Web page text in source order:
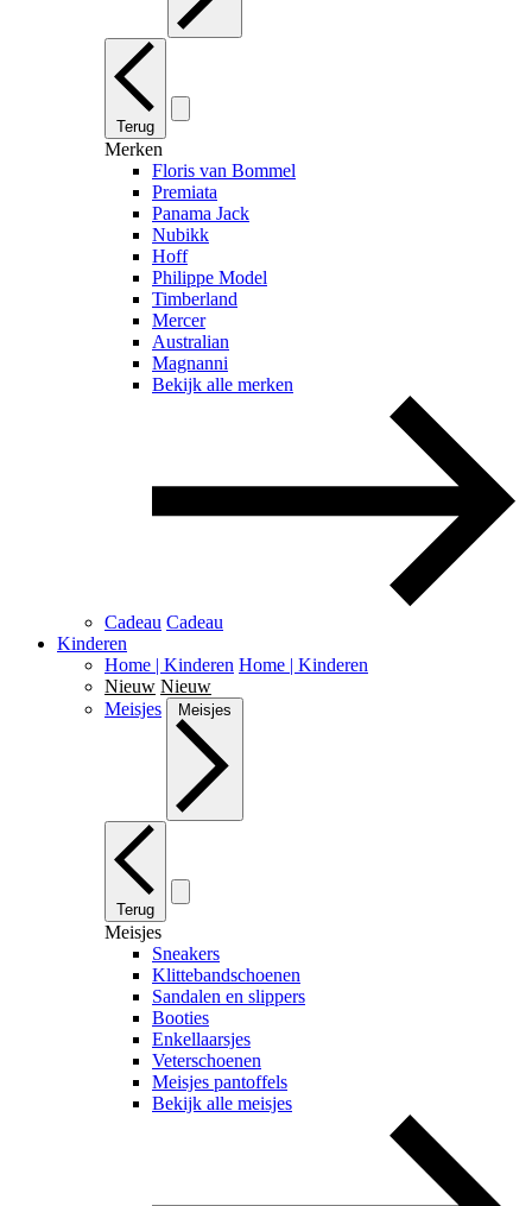
Terug
Merken
Floris van Bommel
Premiata
Panama Jack
Nubikk
Hoff
Philippe Model
Timberland
Mercer
Australian
Magnanni
Bekijk alle merken
Cadeau Cadeau
Kinderen
Home | Kinderen Home | Kinderen
Nieuw Nieuw
Meisjes
Meisjes
Terug
Meisjes
Sneakers
Klittebandschoenen
Sandalen en slippers
Booties
Enkellaarsjes
Veterschoenen
Meisjes pantoffels
Bekijk alle meisjes